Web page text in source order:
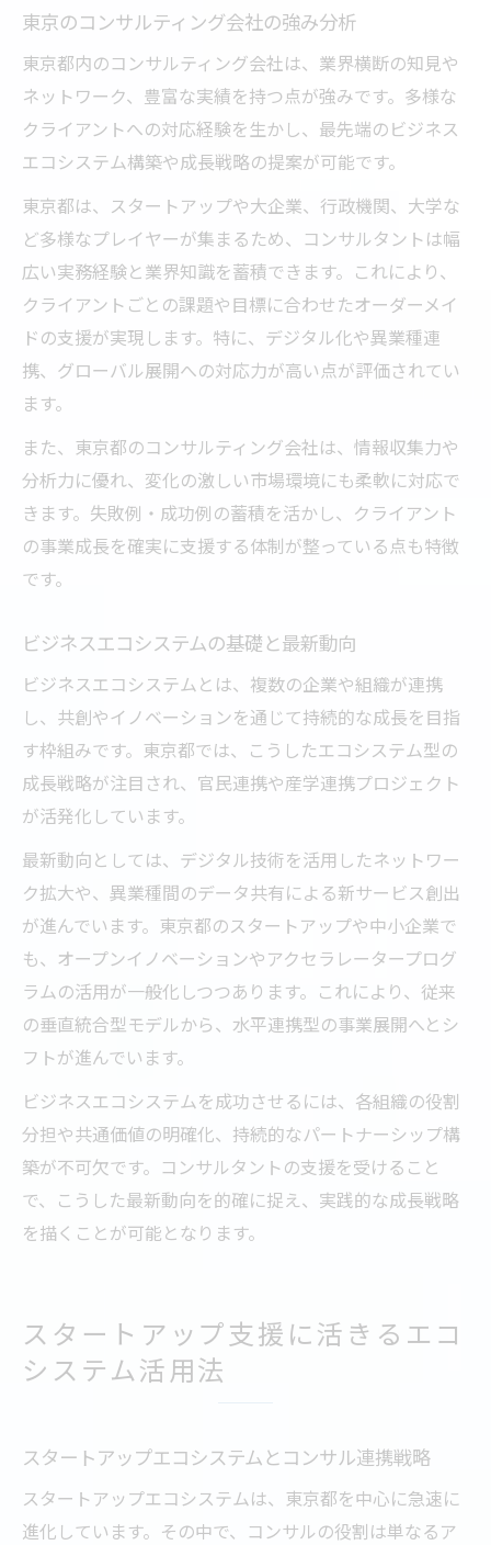
東京のコンサルティング会社の強み分析
東京都内のコンサルティング会社は、業界横断の知見や
ネットワーク、豊富な実績を持つ点が強みです。多様な
クライアントへの対応経験を生かし、最先端のビジネス
エコシステム構築や成長戦略の提案が可能です。
東京都は、スタートアップや大企業、行政機関、大学な
ど多様なプレイヤーが集まるため、コンサルタントは幅
広い実務経験と業界知識を蓄積できます。これにより、
クライアントごとの課題や目標に合わせたオーダーメイ
ドの支援が実現します。特に、デジタル化や異業種連
携、グローバル展開への対応力が高い点が評価されてい
ます。
また、東京都のコンサルティング会社は、情報収集力や
分析力に優れ、変化の激しい市場環境にも柔軟に対応で
きます。失敗例・成功例の蓄積を活かし、クライアント
の事業成長を確実に支援する体制が整っている点も特徴
です。
ビジネスエコシステムの基礎と最新動向
ビジネスエコシステムとは、複数の企業や組織が連携
し、共創やイノベーションを通じて持続的な成長を目指
す枠組みです。東京都では、こうしたエコシステム型の
成長戦略が注目され、官民連携や産学連携プロジェクト
が活発化しています。
最新動向としては、デジタル技術を活用したネットワー
ク拡大や、異業種間のデータ共有による新サービス創出
が進んでいます。東京都のスタートアップや中小企業で
も、オープンイノベーションやアクセラレータープログ
ラムの活用が一般化しつつあります。これにより、従来
の垂直統合型モデルから、水平連携型の事業展開へとシ
フトが進んでいます。
ビジネスエコシステムを成功させるには、各組織の役割
分担や共通価値の明確化、持続的なパートナーシップ構
築が不可欠です。コンサルタントの支援を受けること
で、こうした最新動向を的確に捉え、実践的な成長戦略
を描くことが可能となります。
スタートアップ支援に活きるエコ
システム活用法
スタートアップエコシステムとコンサル連携戦略
スタートアップエコシステムは、東京都を中心に急速に
進化しています。その中で、コンサルの役割は単なるア